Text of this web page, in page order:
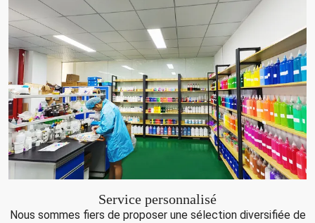
Service personnalisé
Nous sommes fiers de proposer une sélection diversifiée de